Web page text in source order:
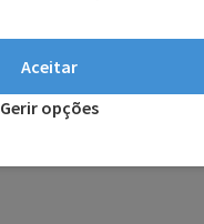
Aceitar
Gerir opções